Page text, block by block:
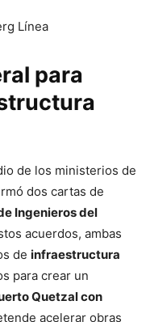
Línea
para
de los ministerios de
dos cartas de
Ingenieros del
acuerdos, ambas
de infraestructura
para crear un
Quetzal con
acelerar obras